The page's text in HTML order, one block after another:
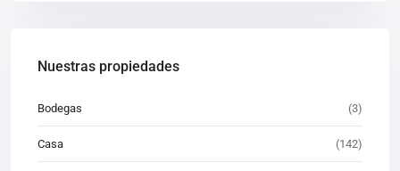
Nuestras propiedades
Bodegas (3)
Casa (142)